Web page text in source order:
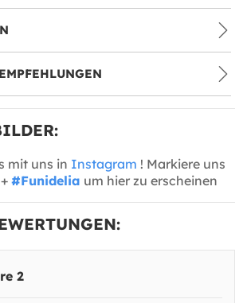
mit uns in Instagram ! Markiere uns
#Funidelia um hier zu erscheinen
2